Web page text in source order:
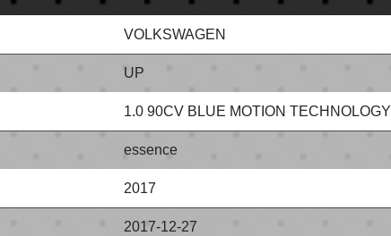
VOLKSWAGEN
UP
1.0 90CV BLUE MOTION TECHNOLOGY
essence
2017
2017-12-27